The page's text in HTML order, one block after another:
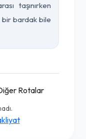
taşınırken
bardak bile
Rotalar